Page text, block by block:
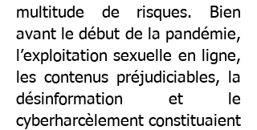
multitude de risques. Bien
avant le début de la pandémie,
l’exploitation sexuelle en ligne,
les contenus préjudiciables, la
désinformation et le
cyberharcèlement constituaient